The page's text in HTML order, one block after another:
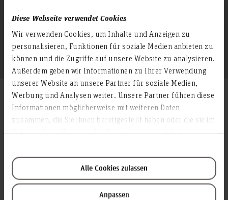
Diese Webseite verwendet Cookies
Wir verwenden Cookies, um Inhalte und Anzeigen zu
personalisieren, Funktionen für soziale Medien anbieten zu
können und die Zugriffe auf unsere Website zu analysieren.
Außerdem geben wir Informationen zu Ihrer Verwendung
unserer Website an unsere Partner für soziale Medien,
Werbung und Analysen weiter. Unsere Partner führen diese
Informationen möglicherweise mit weiteren Daten
zusammen, die Sie ihnen bereitgestellt haben oder die sie im
Alle Cookies zulassen
Anpassen
♦ Digitalisierung
♦ Produktionstechnik
♦ LogistikSimulationstechniken
Weitere Informationen
Ansprechperson